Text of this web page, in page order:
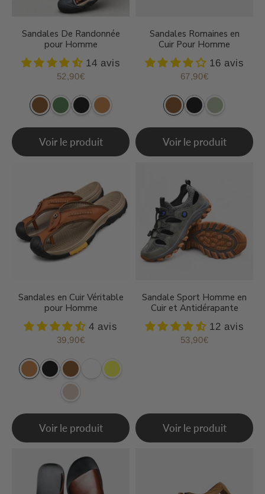
Sandales De Randonnée
pour Homme
14 avis
Prix
52,90€
Voir le produit
Sandales Romaines en
Cuir Pour Homme
16 avis
Prix
67,90€
Voir le produit
Sandales en Cuir Véritable
pour Homme
4 avis
Prix
39,90€
Voir le produit
Sandale Sport Homme en
Cuir et Antidérapante
12 avis
Prix
53,90€
Voir le produit